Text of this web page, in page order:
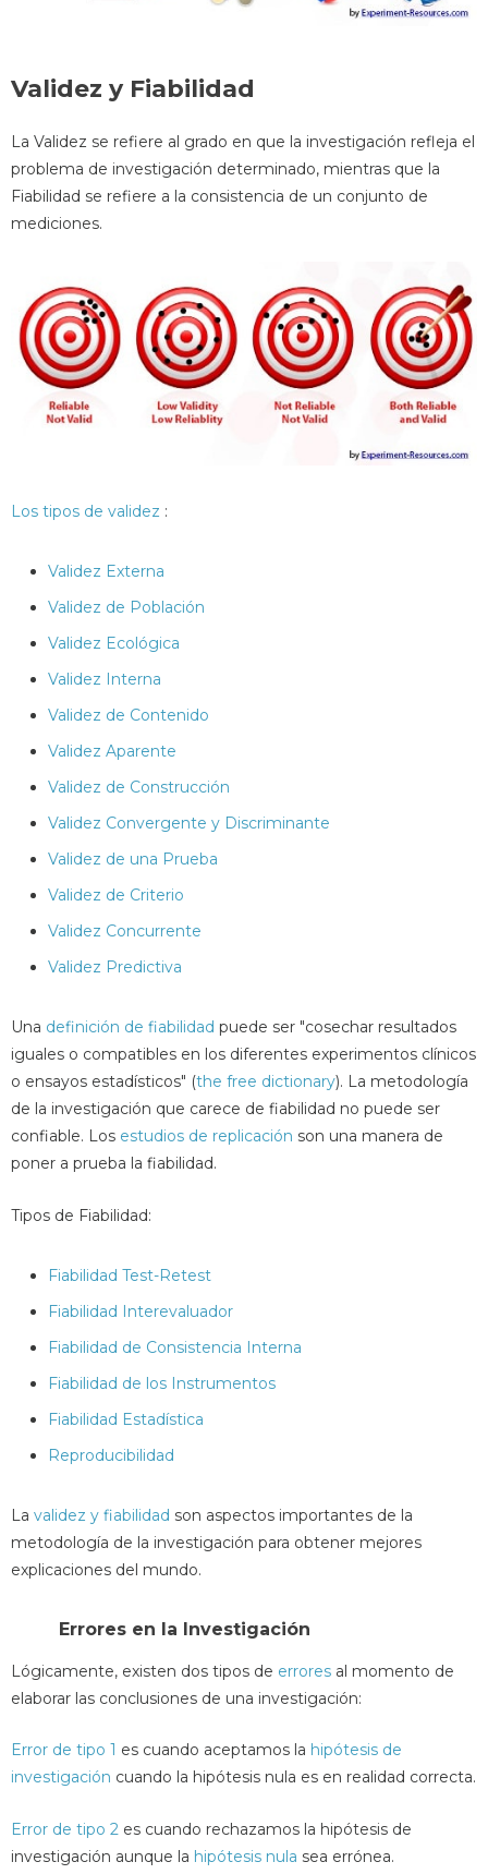
Validez y Fiabilidad
La Validez se refiere al grado en que la investigación refleja el
problema de investigación determinado, mientras que la
Fiabilidad se refiere a la consistencia de un conjunto de
mediciones.
Los tipos de validez :
Validez Externa
Validez de Población
Validez Ecológica
Validez Interna
Validez de Contenido
Validez Aparente
Validez de Construcción
Validez Convergente y Discriminante
Validez de una Prueba
Validez de Criterio
Validez Concurrente
Validez Predictiva
Una definición de fiabilidad puede ser "cosechar resultados
iguales o compatibles en los diferentes experimentos clínicos
o ensayos estadísticos" (the free dictionary). La metodología
de la investigación que carece de fiabilidad no puede ser
confiable. Los estudios de replicación son una manera de
poner a prueba la fiabilidad.
Tipos de Fiabilidad:
Fiabilidad Test-Retest
Fiabilidad Interevaluador
Fiabilidad de Consistencia Interna
Fiabilidad de los Instrumentos
Fiabilidad Estadística
Reproducibilidad
La validez y fiabilidad son aspectos importantes de la
metodología de la investigación para obtener mejores
explicaciones del mundo.
Errores en la Investigación
Lógicamente, existen dos tipos de errores al momento de
elaborar las conclusiones de una investigación:
Error de tipo 1 es cuando aceptamos la hipótesis de
investigación cuando la hipótesis nula es en realidad correcta.
Error de tipo 2 es cuando rechazamos la hipótesis de
investigación aunque la hipótesis nula sea errónea.